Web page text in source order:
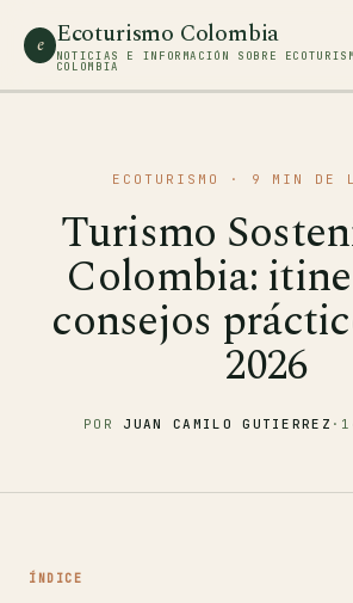
e Ecoturismo Colombia
NOTICIAS E INFORMACIÓN SOBRE
COLOMBIA
ECOTURISMO · 9 MIN DE
Turismo
Colombia:
consejos
2026
POR JUAN CAMILO GUTIERREZ ·
ÍNDICE